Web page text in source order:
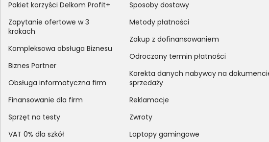
Pakiet korzyści Delkom Profit+
Zapytanie ofertowe w 3
krokach
Kompleksowa obsługa Biznesu
Biznes Partner
Obsługa informatyczna firm
Finansowanie dla firm
Sprzęt na testy
VAT 0% dla szkół
Sposoby dostawy
Metody płatności
Zakup z dofinansowaniem
Odroczony termin płatności
Korekta danych nabywcy na
sprzedaży
Reklamacje
Zwroty
Laptopy gamingowe